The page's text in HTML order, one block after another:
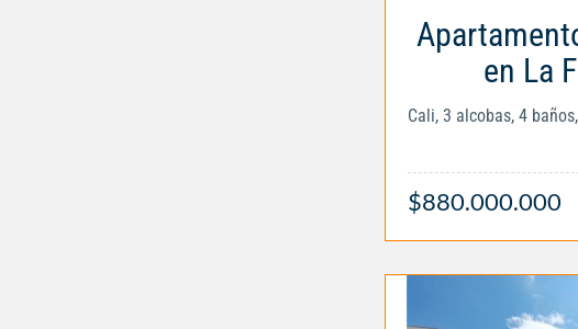
en La
Cali, 3 alcobas, 4
$880.000.000